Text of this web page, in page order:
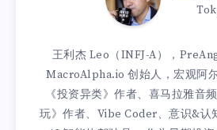
王利杰 Leo（INFJ-A），
MacroAlpha.io 创始人，宏观阿尔
《投资异类》作者、喜马拉雅音
玩》作者、Vibe Coder、意识&认